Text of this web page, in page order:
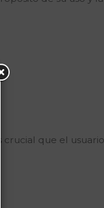
que el